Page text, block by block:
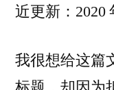
近更新：2020
我很想给这篇